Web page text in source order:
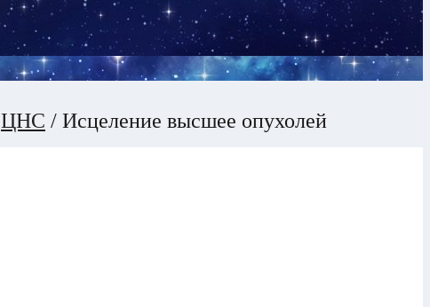
ЦНС / Исцеление высшее опухолей